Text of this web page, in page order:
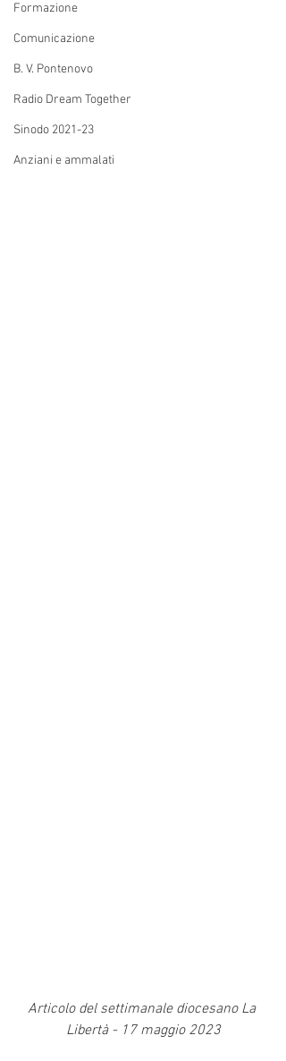
Formazione
Comunicazione
B. V. Pontenovo
Radio Dream Together
Sinodo 2021-23
Anziani e ammalati
Articolo del settimanale diocesano La
Libertà - 17 maggio 2023